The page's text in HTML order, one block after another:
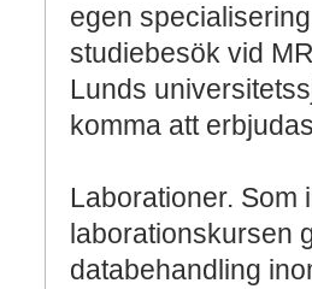
egen
studiebesök vid
Lunds
komma att
Laborationer. Som
laborationskursen
databehandling